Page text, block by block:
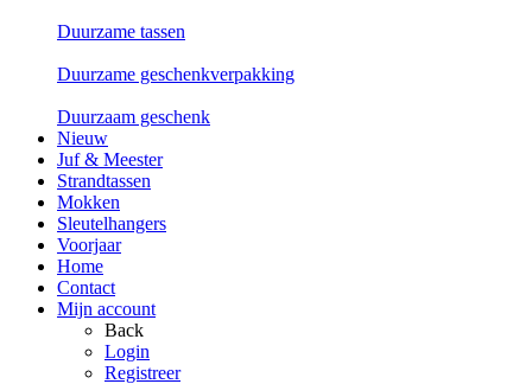
Duurzame tassen
Duurzame geschenkverpakking
Duurzaam geschenk
Nieuw
Juf & Meester
Strandtassen
Mokken
Sleutelhangers
Voorjaar
Home
Contact
Mijn account
Back
Login
Registreer